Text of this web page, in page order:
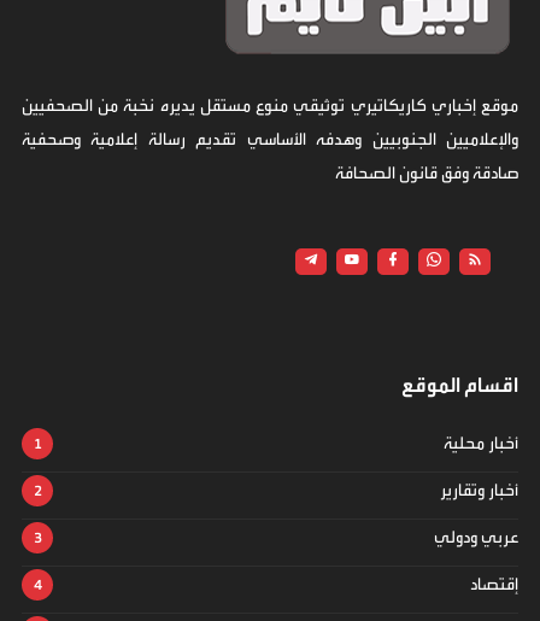
موقع إخباري كاريكاتيري توثيقي منوع مستقل يديره نخبة من الصحفيين
والإعلاميين الجنوبيين وهدفه الأساسي تقديم رسالة إعلامية وصحفية
صادقة وفق قانون الصحافة
اقسام الموقع
أخبار محلية
أخبار وتقارير
عربي ودولي
إقتصاد